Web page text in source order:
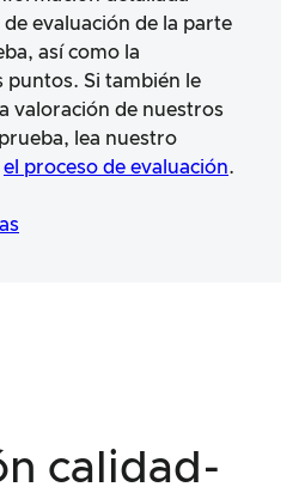
evaluación de la parte
así como la
puntos. Si también le
valoración de nuestros
lea nuestro
el proceso de evaluación.
calidad-